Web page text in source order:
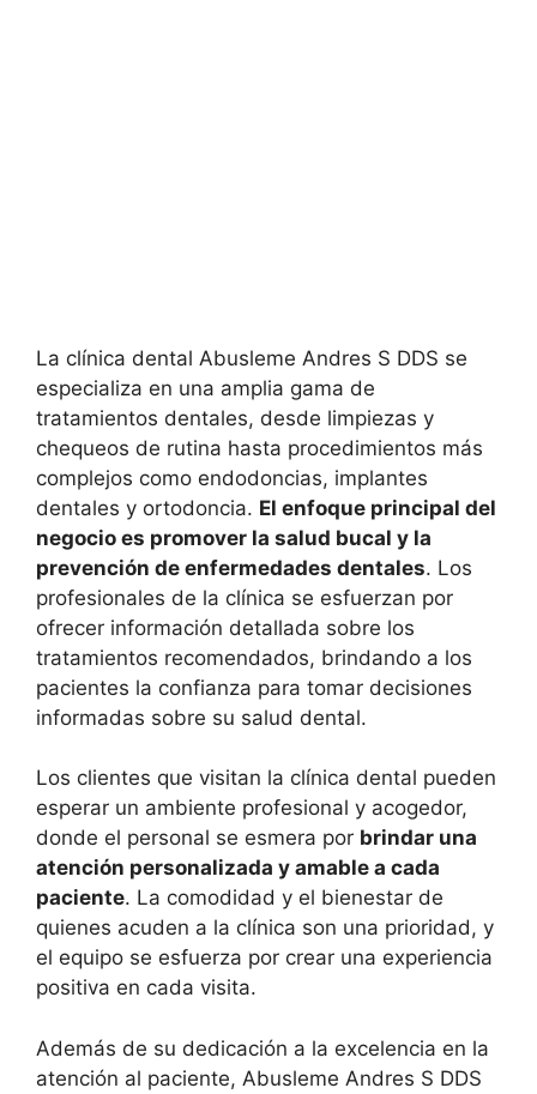
La clínica dental Abusleme Andres S DDS se
especializa en una amplia gama de
tratamientos dentales, desde limpiezas y
chequeos de rutina hasta procedimientos más
complejos como endodoncias, implantes
dentales y ortodoncia. El enfoque principal del
negocio es promover la salud bucal y la
prevención de enfermedades dentales. Los
profesionales de la clínica se esfuerzan por
ofrecer información detallada sobre los
tratamientos recomendados, brindando a los
pacientes la confianza para tomar decisiones
informadas sobre su salud dental.
Los clientes que visitan la clínica dental pueden
esperar un ambiente profesional y acogedor,
donde el personal se esmera por brindar una
atención personalizada y amable a cada
paciente. La comodidad y el bienestar de
quienes acuden a la clínica son una prioridad, y
el equipo se esfuerza por crear una experiencia
positiva en cada visita.
Además de su dedicación a la excelencia en la
atención al paciente, Abusleme Andres S DDS